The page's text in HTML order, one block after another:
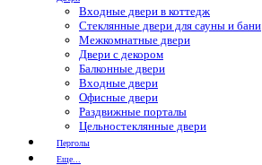
Входные двери в коттедж
Стеклянные двери для сауны и бани
Межкомнатные двери
Двери с декором
Балконные двери
Входные двери
Офисные двери
Раздвижные порталы
Цельностеклянные двери
Перголы
Еще...